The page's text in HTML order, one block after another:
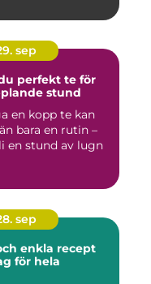
sep
perfekt te för
stund
en kopp te kan
bara en rutin –
en stund av lugn
sep
enkla recept
för hela